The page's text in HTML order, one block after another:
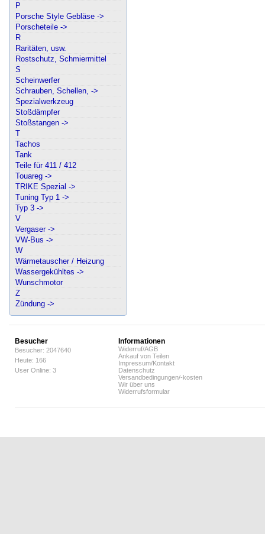
P
Porsche Style Gebläse ->
Porscheteile ->
R
Raritäten, usw.
Rostschutz, Schmiermittel
S
Scheinwerfer
Schrauben, Schellen, ->
Spezialwerkzeug
Stoßdämpfer
Stoßstangen ->
T
Tachos
Tank
Teile für 411 / 412
Touareg ->
TRIKE Spezial ->
Tuning Typ 1 ->
Typ 3 ->
V
Vergaser ->
VW-Bus ->
W
Wärmetauscher / Heizung
Wassergekühltes ->
Wunschmotor
Z
Zündung ->
Besucher
Besucher: 2047640
Heute: 166
User Online: 3
Informationen
Widerruf/AGB
Ankauf von Teilen
Impressum/Kontakt
Datenschutz
Versandbedingungen/-kosten
Wir über uns
Widerrufsformular